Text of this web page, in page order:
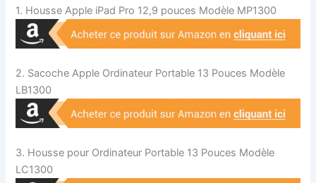
1. Housse Apple iPad Pro 12,9 pouces Modèle MP1300
2. Sacoche Apple Ordinateur Portable 13 Pouces Modèle
LB1300
3. Housse pour Ordinateur Portable 13 Pouces Modèle
LC1300